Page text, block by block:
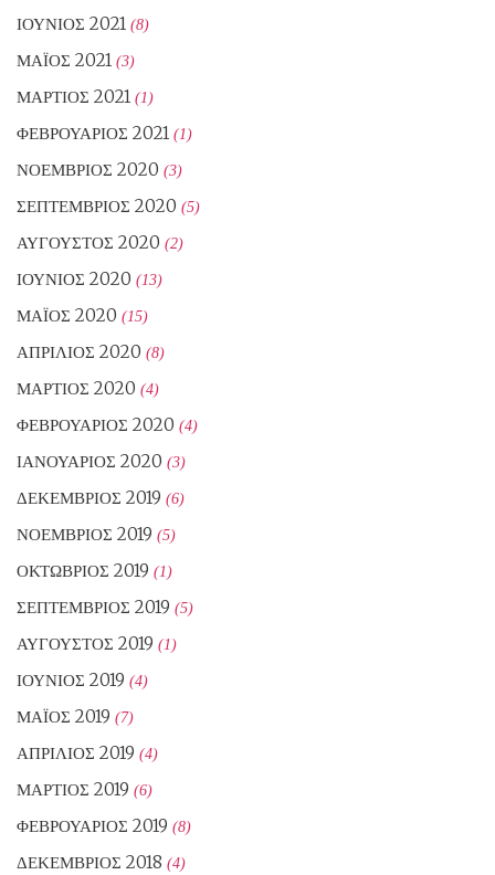
ΙΟΎΝΙΟΣ 2021 (8)
ΜΆΙΟΣ 2021 (3)
ΜΆΡΤΙΟΣ 2021 (1)
ΦΕΒΡΟΥΆΡΙΟΣ 2021 (1)
ΝΟΈΜΒΡΙΟΣ 2020 (3)
ΣΕΠΤΈΜΒΡΙΟΣ 2020 (5)
ΑΎΓΟΥΣΤΟΣ 2020 (2)
ΙΟΎΝΙΟΣ 2020 (13)
ΜΆΙΟΣ 2020 (15)
ΑΠΡΊΛΙΟΣ 2020 (8)
ΜΆΡΤΙΟΣ 2020 (4)
ΦΕΒΡΟΥΆΡΙΟΣ 2020 (4)
ΙΑΝΟΥΆΡΙΟΣ 2020 (3)
ΔΕΚΈΜΒΡΙΟΣ 2019 (6)
ΝΟΈΜΒΡΙΟΣ 2019 (5)
ΟΚΤΏΒΡΙΟΣ 2019 (1)
ΣΕΠΤΈΜΒΡΙΟΣ 2019 (5)
ΑΎΓΟΥΣΤΟΣ 2019 (1)
ΙΟΎΝΙΟΣ 2019 (4)
ΜΆΙΟΣ 2019 (7)
ΑΠΡΊΛΙΟΣ 2019 (4)
ΜΆΡΤΙΟΣ 2019 (6)
ΦΕΒΡΟΥΆΡΙΟΣ 2019 (8)
ΔΕΚΈΜΒΡΙΟΣ 2018 (4)